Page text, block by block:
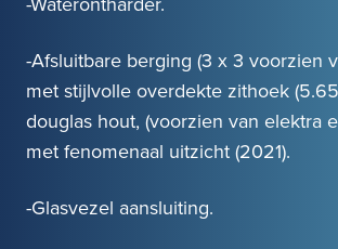
-Afsluitbare berging (3 x 3 voorzien
met stijlvolle overdekte zithoek
douglas hout, (voorzien van elektra
met fenomenaal uitzicht (2021).
-Glasvezel aansluiting.